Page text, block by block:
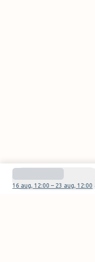
16 aug, 12:00 – 23 aug, 12:00